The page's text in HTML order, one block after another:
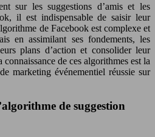
sur les suggestions d’amis et les
il est indispensable de saisir leur
de Facebook est complexe et
en assimilant ses fondements, les
plans d’action et consolider leur
de ces algorithmes est la
marketing événementiel réussie sur
de suggestion